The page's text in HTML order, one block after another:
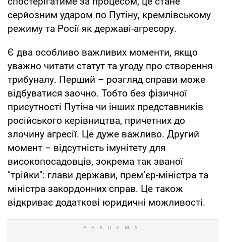
серйозним ударом по Путіну, кремлівському
режиму та Росії як державі-агресору.
Є два особливо важливих моменти, якщо
уважно читати статут та угоду про створення
трибуналу. Перший – розгляд справи може
відбуватися заочно. Тобто без фізичної
присутності Путіна чи інших представників
російського керівництва, причетних до
злочину агресії. Це дуже важливо. Другий
момент – відсутність імунітету для
високопосадовців, зокрема так званої
"трійки": глави держави, прем’єр-міністра та
міністра закордонних справ. Це також
відкриває додаткові юридичні можливості.